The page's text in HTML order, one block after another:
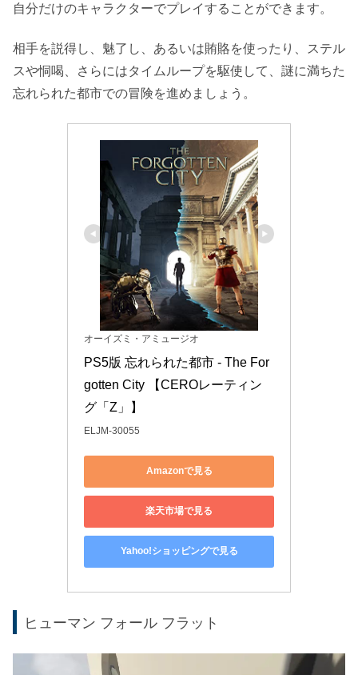
自分だけのキャラクターでプレイすることができます。
相手を説得し、魅了し、あるいは賄賂を使ったり、ステル
スや恫喝、さらにはタイムループを駆使して、謎に満ちた
忘れられた都市での冒険を進めましょう。
オーイズミ・アミュージオ
PS5版 忘れられた都市 - The For
gotten City 【CEROレーティン
グ「Z」】
ELJM-30055
Amazonで見る
楽天市場で見る
Yahoo!ショッピングで見る
ヒューマン フォール フラット